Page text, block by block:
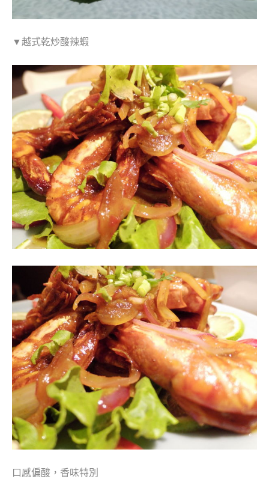
▼越式乾炒酸辣蝦
口感偏酸，香味特別